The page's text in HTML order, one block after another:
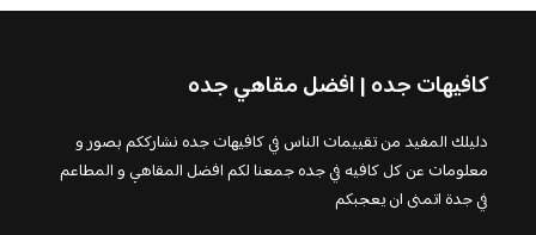
كافيهات جده | افضل مقاهي جده
دليلك المفيد من تقييمات الناس في كافيهات جده نشارككم بصور و
معلومات عن كل كافيه في جده جمعنا لكم افضل المقاهي و المطاعم
في جدة اتمنى ان يعجبكم